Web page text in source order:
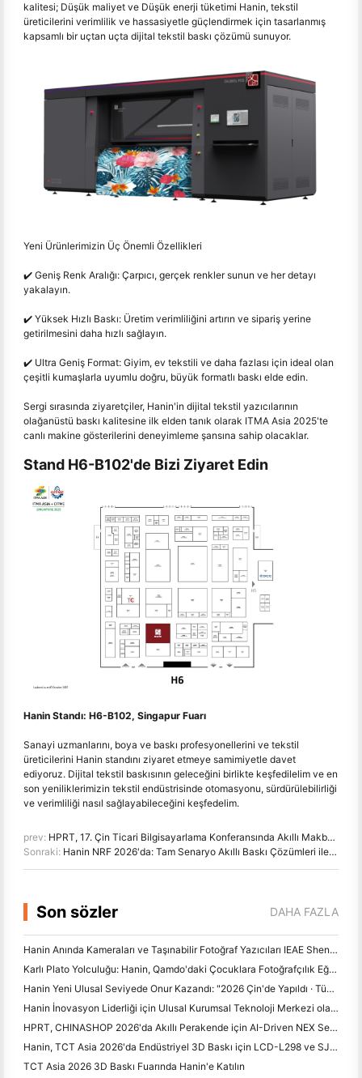
kalitesi; Düşük maliyet ve Düşük enerji tüketimi Hanin, tekstil
üreticilerini verimlilik ve hassasiyetle güçlendirmek için tasarlanmış
kapsamlı bir uçtan uçta dijital tekstil baskı çözümü sunuyor.
Yeni Ürünlerimizin Üç Önemli Özellikleri
✔️ Geniş Renk Aralığı: Çarpıcı, gerçek renkler sunun ve her detayı
yakalayın.
✔️ Yüksek Hızlı Baskı: Üretim verimliliğini artırın ve sipariş yerine
getirilmesini daha hızlı sağlayın.
✔️ Ultra Geniş Format: Giyim, ev tekstili ve daha fazlası için ideal olan
çeşitli kumaşlarla uyumlu doğru, büyük formatlı baskı elde edin.
Sergi sırasında ziyaretçiler, Hanin'in dijital tekstil yazıcılarının
olağanüstü baskı kalitesine ilk elden tanık olarak ITMA Asia 2025'te
canlı makine gösterilerini deneyimleme şansına sahip olacaklar.
Stand H6-B102'de Bizi Ziyaret Edin
Hanin Standı: H6-B102, Singapur Fuarı
Sanayi uzmanlarını, boya ve baskı profesyonellerini ve tekstil
üreticilerini Hanin standını ziyaret etmeye samimiyetle davet
ediyoruz. Dijital tekstil baskısının geleceğini birlikte keşfedilelim ve en
son yeniliklerimizin tekstil endüstrisinde otomasyonu, sürdürülebilirliği
ve verimliliği nasıl sağlayabileceğini keşfedelim.
prev: HPRT, 17. Çin Ticari Bilgisayarlama Konferansında Akıllı Makbuz Yazıcılarını Sergileyecek
Sonraki: Hanin NRF 2026'da: Tam Senaryo Akıllı Baskı Çözümleri ile Perakende Satışları Güçlendirme
Son sözler DAHA FAZLA
Hanin Anında Kameraları ve Taşınabilir Fotoğraf Yazıcıları IEAE Shenzhen 2026'da Güçlü İlgi Çekiyor
Karlı Plato Yolculuğu: Hanin, Qamdo'daki Çocuklara Fotoğrafçılık Eğitimi Programları Alıyor
Hanin Yeni Ulusal Seviyede Onur Kazandı: "2026 Çin'de Yapıldı · Tüketiciler tarafından Güvenilir Marka" olarak adlandırıldı
Hanin İnovasyon Liderliği için Ulusal Kurumsal Teknoloji Merkezi olarak Tanıldı
HPRT, CHINASHOP 2026'da Akıllı Perakende için AI-Driven NEX Serisini Sergiliyor
Hanin, TCT Asia 2026'da Endüstriyel 3D Baskı için LCD-L298 ve SJF Yeniliklerini Tanıtıyor
TCT Asia 2026 3D Baskı Fuarında Hanin'e Katılın